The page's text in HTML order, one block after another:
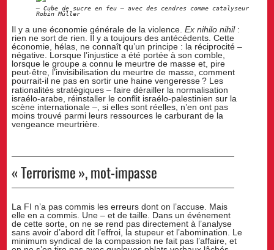
Cube de sucre en feu — avec des cendres comme catalyseur
Robin Müller
Il y a une économie générale de la violence.Ex nihilo nihil:
rien ne sort de rien. Il y a toujours des antécédents. Cette
économie, hélas, ne connaît qu’un principe : la réciprocité –
négative. Lorsque l’injustice a été portée à son comble,
lorsque le groupe a connu le meurtre de masse et, pire
peut-être, l’invisibilisation du meurtre de masse, comment
pourrait-il ne pas en sortir une haine vengeresse ? Les
rationalités stratégiques – faire dérailler la normalisation
israélo-arabe, réinstaller le conflit israélo-palestinien sur la
scène internationale –, si elles sont réelles, n’en ont pas
moins trouvé parmi leurs ressources le carburant de la
vengeance meurtrière.
«Terrorisme», mot-impasse
La FI n’a pas commis les erreurs dont on l’accuse. Mais
elle en a commis. Une – et de taille. Dans un événement
de cette sorte, on ne se rend pas directement à l’analyse
sans avoir d’abord dit l’effroi, la stupeur et l’abomination. Le
minimum syndical de la compassion ne fait pas l’affaire, et